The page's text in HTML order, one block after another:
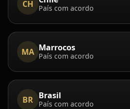
CH País com acordo
MA Marrocos
País com acordo
BR Brasil
País com acordo